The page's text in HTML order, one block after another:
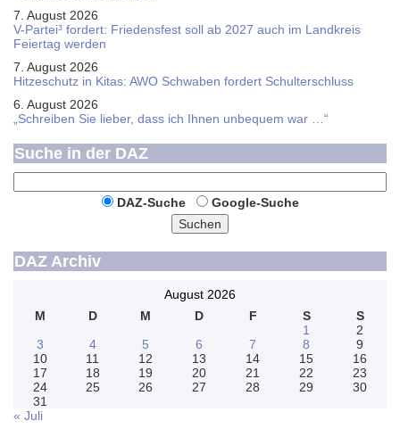
7. August 2026
V-Partei­³ fordert: Friedens­fest soll ab 2027 auch im Land­kreis
Feier­tag werden
7. August 2026
Hitzeschutz in Kitas: AWO Schwaben fordert Schulterschluss
6. August 2026
„Schreiben Sie lieber, dass ich Ihnen unbequem war …“
Suche in der DAZ
DAZ-Suche
Google-Suche
Suchen
DAZ Archiv
August 2026
M
D M D F S
S
1
2
3
4 5 6 7 8
9
10
11 12 13 14 15
16
17
18 19 20 21 22
23
24
25 26 27 28 29
30
31
« Juli